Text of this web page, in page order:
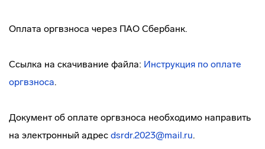
Оплата оргвзноса через ПАО Сбербанк.
Ссылка на скачивание файла: Инструкция по оплате
оргвзноса.
Документ об оплате оргвзноса необходимо направить
на электронный адрес dsrdr.2023@mail.ru.